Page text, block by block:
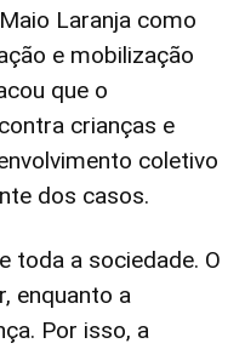
Laranja como
e mobilização
que o
crianças e
coletivo
dos casos.
toda a sociedade. O
enquanto a
Por isso, a